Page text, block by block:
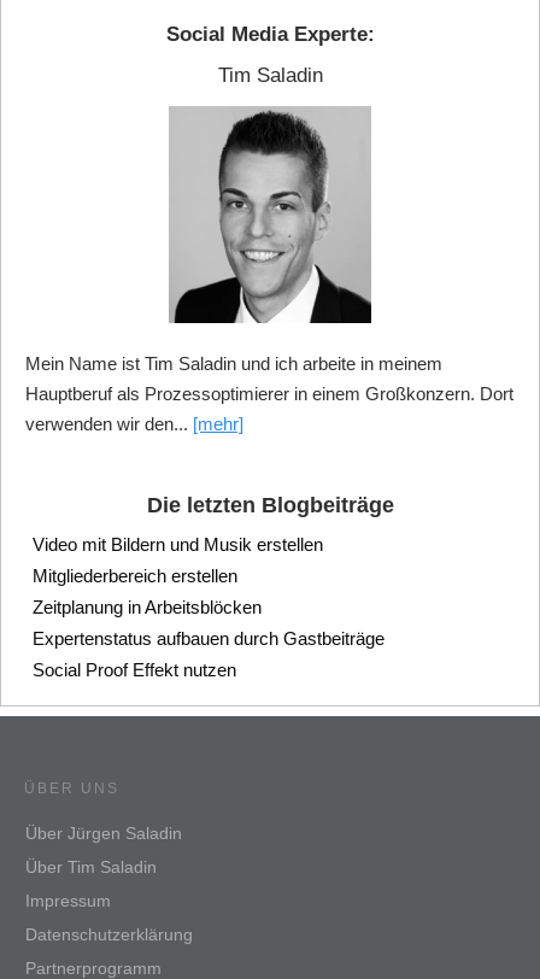
Social Media Experte:
Tim Saladin
Mein Name ist Tim Saladin und ich arbeite in meinem
Hauptberuf als Prozessoptimierer in einem Großkonzern. Dort
verwenden wir den... [mehr]
Die letzten Blogbeiträge
Video mit Bildern und Musik erstellen
Mitgliederbereich erstellen
Zeitplanung in Arbeitsblöcken
Expertenstatus aufbauen durch Gastbeiträge
Social Proof Effekt nutzen
ÜBER UNS
Über Jürgen Saladin
Über Tim Saladin
Impressum
Datenschutzerklärung
Partnerprogramm